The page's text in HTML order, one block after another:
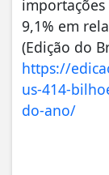
9,1% em
(Edição do
https://
us-414-
do-ano/